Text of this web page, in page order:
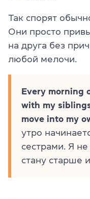
Так спорят
Они просто
на друга без
любой мелочи.
Every morning
with my
move into my
утро
сестрами. Я
стану старше